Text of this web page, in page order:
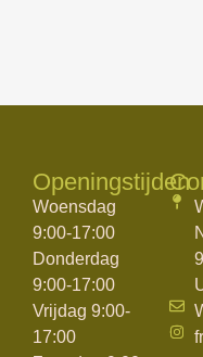
Openingstijden
Woensdag
9:00-17:00
Donderdag
9:00-17:00
Vrijdag 9:00-
17:00